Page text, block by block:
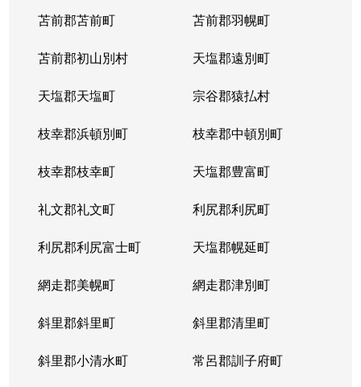
苫前郡苫前町 苫前郡羽幌町
苫前郡初山別村 天塩郡遠別町
天塩郡天塩町 宗谷郡猿払村
枝幸郡浜頓別町 枝幸郡中頓別町
枝幸郡枝幸町 天塩郡豊富町
礼文郡礼文町 利尻郡利尻町
利尻郡利尻富士町 天塩郡幌延町
網走郡美幌町 網走郡津別町
斜里郡斜里町 斜里郡清里町
斜里郡小清水町 常呂郡訓子府町